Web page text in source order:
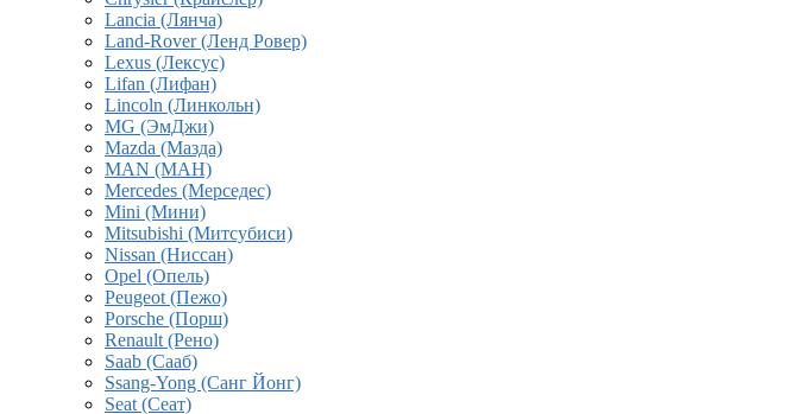
Lancia (Лянча)
Land-Rover (Ленд Ровер)
Lexus (Лексус)
Lifan (Лифан)
Lincoln (Линкольн)
MG (ЭмДжи)
Mazda (Мазда)
MAN (МАН)
Mercedes (Мерседес)
Mini (Мини)
Mitsubishi (Митсубиси)
Nissan (Ниссан)
Opel (Опель)
Peugeot (Пежо)
Porsche (Порш)
Renault (Рено)
Saab (Сааб)
Ssang-Yong (Санг Йонг)
Seat (Сеат)